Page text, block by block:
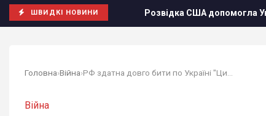
ШВИДКІ НОВИНИ
РФ за добу Розвідка США допомогла Україні
Головна›Війна›
Війна